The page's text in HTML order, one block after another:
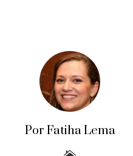
Por Fatiha Lema